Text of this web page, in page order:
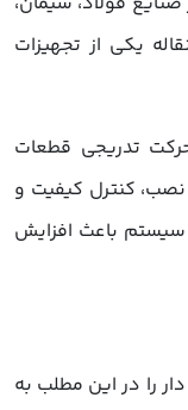
یکی از تجهیزات
حرکت تدریجی قطعات
کنترل کیفیت و
باعث افزایش
را در این مطلب به